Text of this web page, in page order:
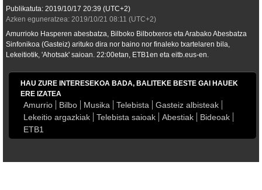
Publikatuta: 2019/10/17 20:39 (UTC+2)
Azken eguneratzea: 2019/10/21 08:11 (UTC+2)
Amurrioko Hasperen abesbatza, Bilboko Bilbotxeros eta Arabako Abesbatza
Sinfonikoa (Gasteiz) arituko dira nor baino nor finaleko txartelaren bila,
Lekeitiotik, 'Ahotsak' saioan. 22:00etan, ETB1en eta eitb.eus-en.
HAU ZURE INTERESEKOA BADA, BALITEKE BESTE GAI HAUEK
ERE IZATEA
Amurrio Bilbo Musika Telebista
Gasteiz albisteak
Lekeitio argazkiak
Telebista saioak Abestiak
Bideoak
ETB1